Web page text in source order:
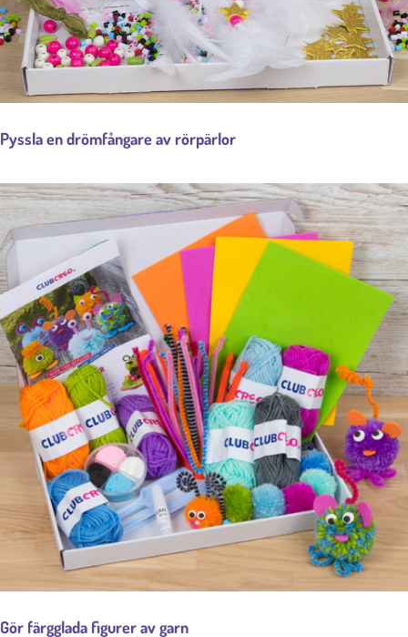
Pyssla en drömfångare av rörpärlor
Gör färgglada figurer av garn